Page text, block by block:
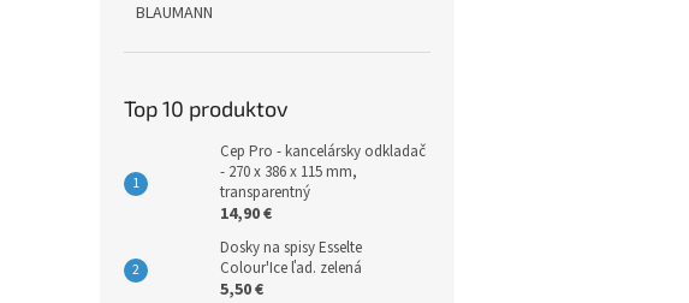
BLAUMANN
Top 10 produktov
Cep Pro - kancelársky odkladač
- 270 x 386 x 115 mm,
transparentný
14,90 €
Dosky na spisy Esselte
Colour'Ice ľad. zelená
5,50 €